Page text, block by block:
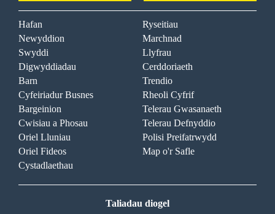
Hafan
Newyddion
Swyddi
Digwyddiadau
Barn
Cyfeiriadur Busnes
Bargeinion
Cwisiau a Phosau
Oriel Lluniau
Oriel Fideos
Cystadlaethau
Ryseitiau
Marchnad
Llyfrau
Cerddoriaeth
Trendio
Rheoli Cyfrif
Telerau Gwasanaeth
Telerau Defnyddio
Polisi Preifatrwydd
Map o'r Safle
Taliadau diogel